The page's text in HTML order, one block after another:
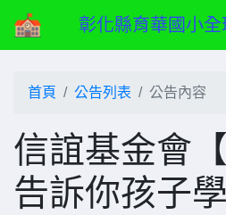
彰化縣育華國小全
首頁 公告列表 公告內容
信誼基金會
告訴你孩子